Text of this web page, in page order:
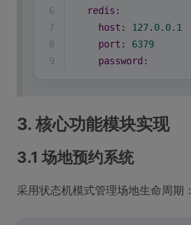
6
redis:
7
host: 127.0.0.1
8
port:
6379
9
password:
3. 核心功能模块实现
3.1 场地预约系统
采用状态机模式管理场地生命周期：